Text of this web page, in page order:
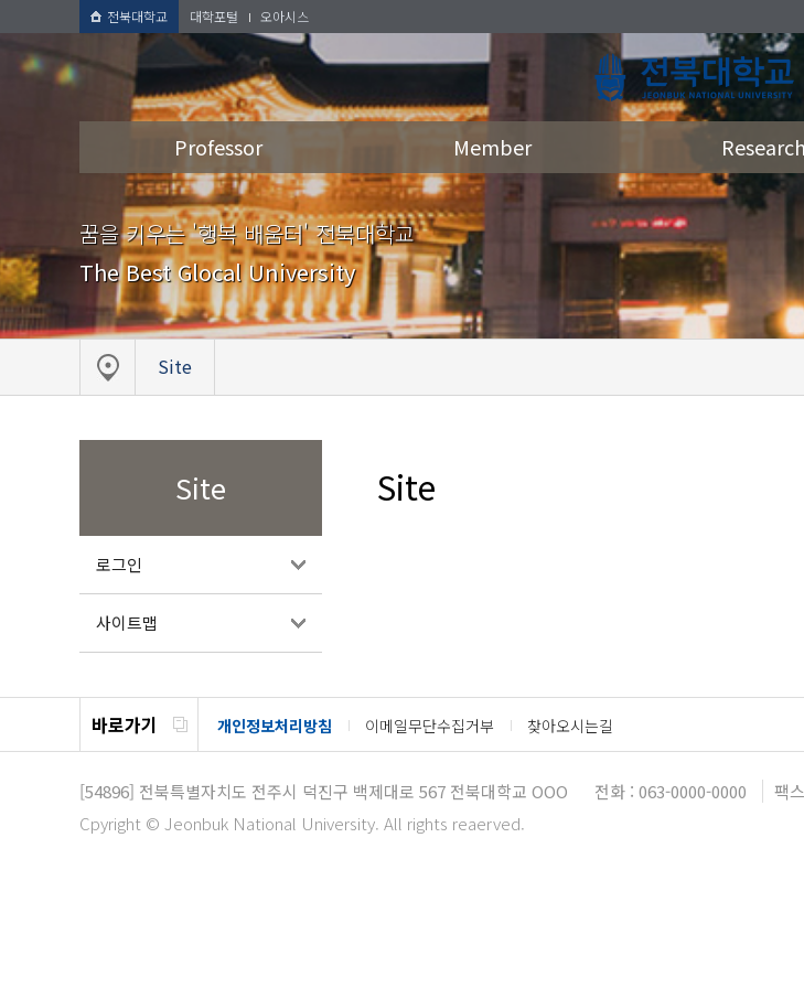
전북대학교 대학포털 오아시스
Professor Member Research
꿈을 키우는 '행복 배움터' 전북대학교
The Best Glocal University
Site
Site
로그인
사이트맵
Site
바로가기 개인정보처리방침 이메일무단수집거부 찾아오시는길
[54896] 전북특별자치도 전주시 덕진구 백제대로 567 전북대학교 OOO 전화 : 063-0000-0000
팩
Cpyright © Jeonbuk National University. All rights reaerved.